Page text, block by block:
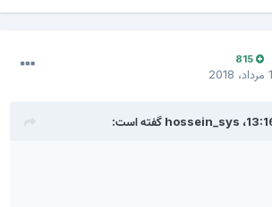
hossein_sysگفته است: